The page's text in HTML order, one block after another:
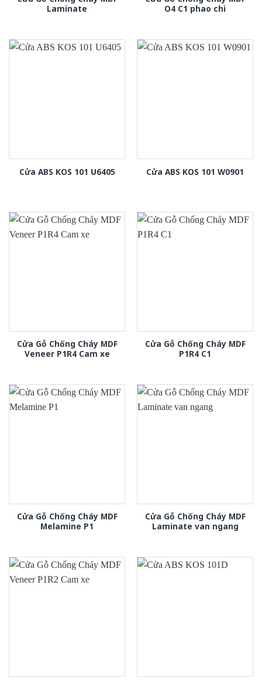
Laminate
O4 C1 phao chi
Cửa ABS KOS 101 U6405 Cửa ABS KOS 101 W0901
Cửa Gỗ Chống Cháy MDF
Veneer P1R4 Cam xe
Cửa Gỗ Chống Cháy MDF
P1R4 C1
Cửa Gỗ Chống Cháy MDF
Melamine P1
Cửa Gỗ Chống Cháy MDF
Laminate van ngang